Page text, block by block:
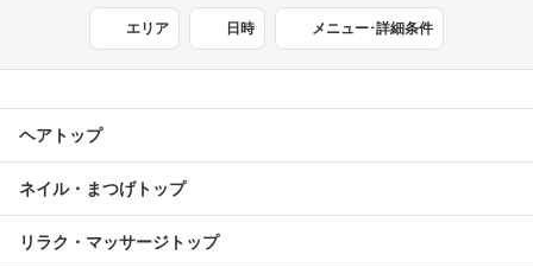
エリア 日時 メニュー･詳細条件
ヘアトップ
ネイル・まつげトップ
リラク・マッサージトップ